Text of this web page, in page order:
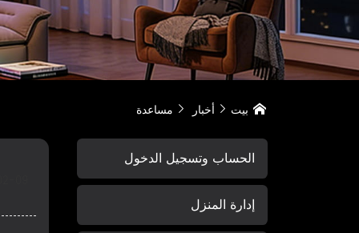
 بيت  أخبار  مساعدة
الحساب وتسجيل الدخول
إدارة المنزل